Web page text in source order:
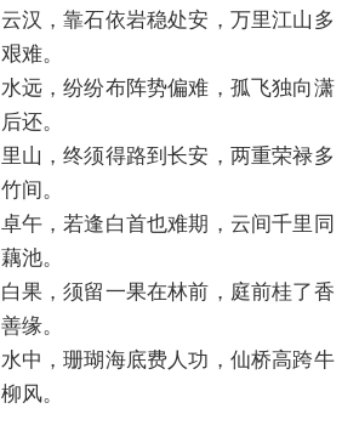
汉，靠石依岩稳处安，万里江山多
难。
远，纷纷布阵势偏难，孤飞独向潇
还。
山，终须得路到长安，两重荣禄多
间。
午，若逢白首也难期，云间千里同
池。
果，须留一果在林前，庭前桂了香
缘。
中，珊瑚海底费人功，仙桥高跨牛
风。